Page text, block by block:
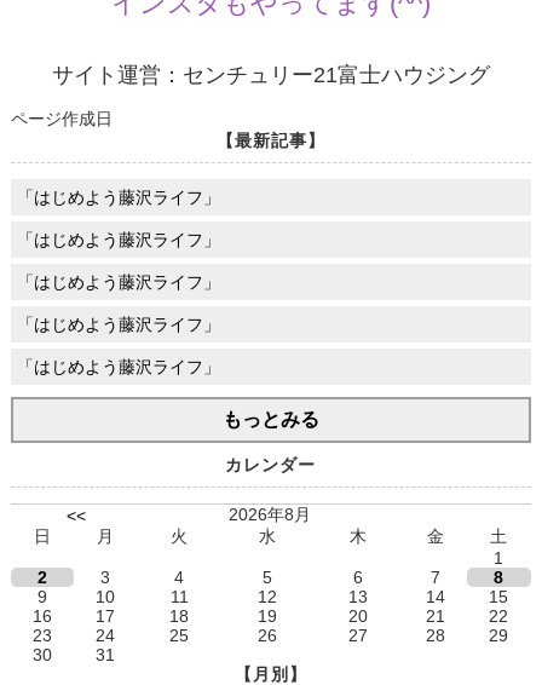
サイト運営：センチュリー21富士ハウジング
ページ作成日
【最新記事】
「はじめよう藤沢ライフ」
「はじめよう藤沢ライフ」
「はじめよう藤沢ライフ」
「はじめよう藤沢ライフ」
「はじめよう藤沢ライフ」
もっとみる
カレンダー
<<
2026年8月
日
月 火 水 木 金
土
1
2
3 4 5 6 7
8
9
10 11 12 13 14
15
16
17 18 19 20 21
22
23
24 25 26 27 28
29
30
31
【月別】